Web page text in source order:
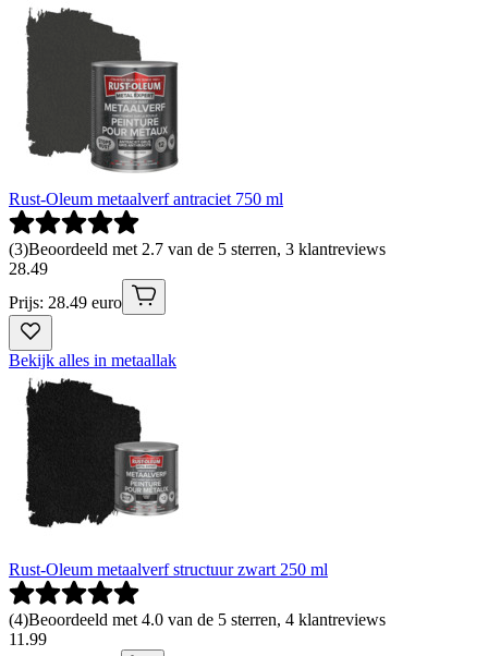
Rust-Oleum metaalverf antraciet 750 ml
(3)Beoordeeld met 2.7 van de 5 sterren, 3 klantreviews
28.49
Prijs: 28.49 euro
Bekijk alles in metaallak
Rust-Oleum metaalverf structuur zwart 250 ml
(4)Beoordeeld met 4.0 van de 5 sterren, 4 klantreviews
11.99